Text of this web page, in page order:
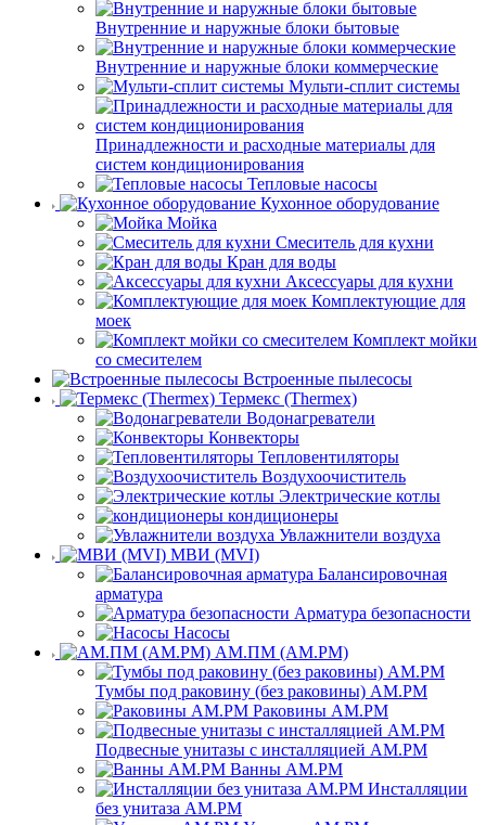
Внутренние и наружные блоки бытовые
Внутренние и наружные блоки коммерческие
Мульти-сплит системы
Принадлежности и расходные материалы для
систем кондиционирования
Тепловые насосы
Кухонное оборудование
Мойка
Смеситель для кухни
Кран для воды
Аксессуары для кухни
Комплектующие для
моек
Комплект мойки
со смесителем
Встроенные пылесосы
Термекс (Thermex)
Водонагреватели
Конвекторы
Тепловентиляторы
Воздухоочиститель
Электрические котлы
кондиционеры
Увлажнители воздуха
МВИ (MVI)
Балансировочная
арматура
Арматура безопасности
Насосы
АМ.ПМ (AM.PM)
Тумбы под раковину (без раковины) AM.PM
Раковины AM.PM
Подвесные унитазы с инсталляцией AM.PM
Ванны AM.PM
Инсталляции
без унитаза AM.PM